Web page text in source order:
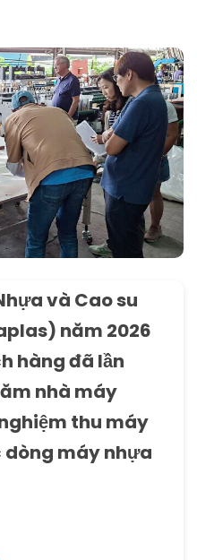
và Cao su
năm 2026
hàng đã lần
nhà máy
thu máy
máy nhựa